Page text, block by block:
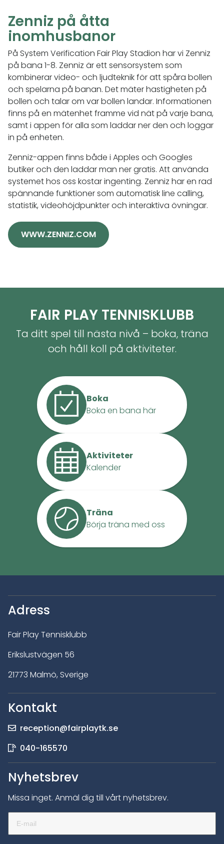
Zenniz på åtta
inomhusbanor
På System Verification Fair Play Stadion har vi Zenniz
på bana 1-8. Zenniz är ett sensorsystem som
kombinerar video- och ljudteknik för att spåra bollen
och spelarna på banan. Det mäter hastigheten på
bollen och talar om var bollen landar. Informationen
finns på en mätenhet framme vid nät på varje bana,
samt i appen för alla som laddar ner den och loggar
in på enheten.
Zenniz-appen finns både i Apples och Googles
butiker och den laddar man ner gratis. Att använda
systemet hos oss kostar ingenting. Zenniz har en rad
spännande funktioner som automatisk line calling,
statistik, videohöjdpunkter och interaktiva övningar.
WWW.ZENNIZ.COM
FAIR PLAY TENNISKLUBB
Ta ditt spel till nästa nivå – boka, träna
och håll koll på aktiviteter.
Boka
Boka en bana här
Träna
Börja träna med oss
Aktiviteter
Kalender
Adress
Fair Play Tennisklubb
Erikslustvägen 56
21773 Malmö, Sverige
Kontakt
reception@fairplaytk.se
040-165570
Nyhetsbrev
Missa inget. Anmäl dig till vårt nyhetsbrev.